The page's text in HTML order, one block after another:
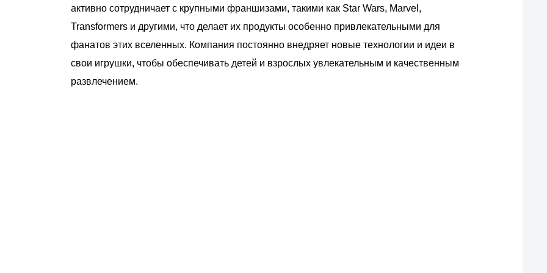
активно сотрудничает с крупными франшизами, такими как Star Wars, Marvel,
Transformers и другими, что делает их продукты особенно привлекательными для
фанатов этих вселенных. Компания постоянно внедряет новые технологии и идеи в
свои игрушки, чтобы обеспечивать детей и взрослых увлекательным и качественным
развлечением.